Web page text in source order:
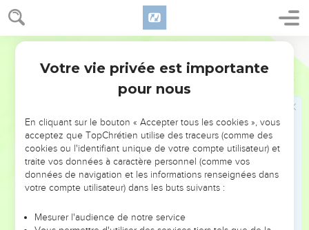
Ezéchiel 21
appartient le jugement et à qui je le remettrai.
L'assaut contre les Ammonites
Toi, fils d’homme, prophétise ! Tu diras : Ainsi parle le
Seigneur, l’Éternel, sur les Ammonites et sur leur
déshonneur. Tu diras : L’épée, l’épée est tirée, elle est polie
pour massacrer, pour dévorer, pour (lancer) des éclairs !
Au milieu de tes visions vaines et de ta divination
mensongère, elle te fera rejoindre les méchants au cou
transpercé, ceux dont le jour arrive au temps où la faute est à
Remets (ton épée) dans son fourreau. Je te jugerai dans le
Votre vie privée est importante
pour nous
En cliquant sur le bouton « Accepter tous les cookies », vous
acceptez que TopChrétien utilise des traceurs (comme des
cookies ou l'identifiant unique de votre compte utilisateur) et
traite vos données à caractère personnel (comme vos
données de navigation et les informations renseignées dans
votre compte utilisateur) dans les buts suivants :
Mesurer l'audience de notre service